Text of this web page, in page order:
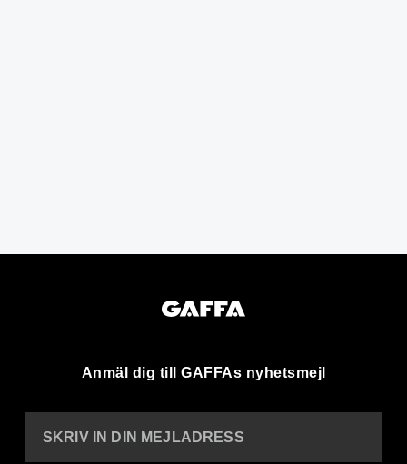
Anmäl dig till GAFFAs nyhetsmejl
SKRIV IN DIN MEJLADRESS